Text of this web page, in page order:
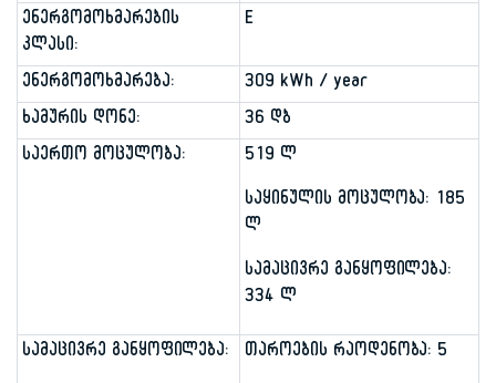
ენერგომოხმარების
კლასი:
E
ენერგომოხმარება:
309 kWh / year
ხამურის დონე:
36 დბ
საერთო მოცულობა:
519 ლ
საყინულის მოცულობა: 185
ლ
სამაცივრე განყოფილება:
334 ლ
სამაცივრე განყოფილება:
თაროების რაოდენობა: 5